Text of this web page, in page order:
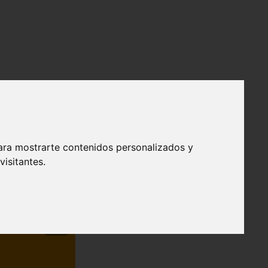
mostrarte contenidos personalizados y